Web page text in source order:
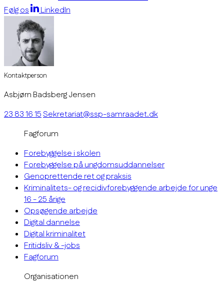
Følg os LinkedIn
Kontaktperson
Asbjørn Badsberg Jensen
23 83 16 15Sekretariat@ssp-samraadet.dk
Fagforum
Forebyggelse i skolen
Forebyggelse på ungdomsuddannelser
Genoprettende ret og praksis
Kriminalitets- og recidivforebyggende arbejde for unge
16 - 25 årige
Opsøgende arbejde
Digital dannelse
Digital kriminalitet
Fritidsliv & -jobs
Fagforum
Organisationen